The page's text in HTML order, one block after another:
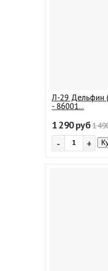
Л-29 Дельфин
- 86001...
1 290руб1
- +